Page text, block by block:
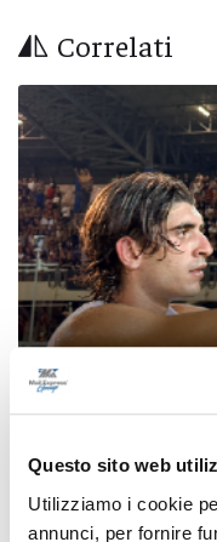
Questo sito web
Utilizziamo i cookie
annunci, per fornire
Correlati
Samb-Lanciano
di Pier Paolo Flammini